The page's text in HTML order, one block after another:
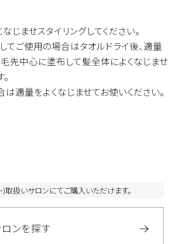
ル、（アブラナ種子油／シナアブラギリ種
リ（カプリル酸／カプリン酸）グリセリル、
リン、マロン酸ジエチルヘキシルシリン
ル
じませスタイリングしてください。
てご使用の場合はタオルドライ後、適量
先中心に塗布して髪全体によくなじませ
適量をよくなじませてお使いください。
)取扱いサロンにてご購入いただけます。
ンを探す